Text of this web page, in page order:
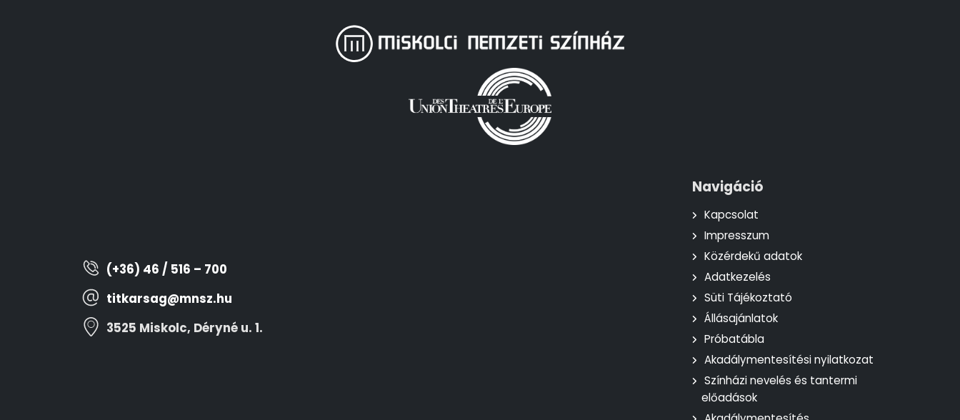
(+36) 46 / 516 – 700
titkarsag@mnsz.hu
3525 Miskolc, Déryné u. 1.
Navigáció
Kapcsolat
Impresszum
Közérdekű adatok
Adatkezelés
Süti Tájékoztató
Állásajánlatok
Próbatábla
Akadálymentesítési nyilatkozat
Színházi nevelés és tantermi
előadások